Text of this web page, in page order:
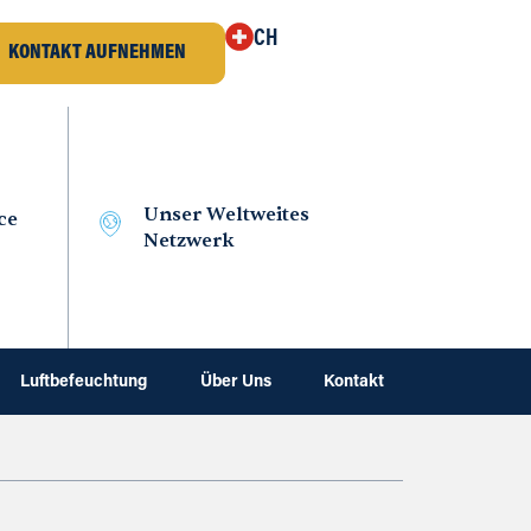
KONTAKT AUFNEHMEN
CH
Unser Weltweites
Netzwerk
Luftbefeuchtung Über Uns Kontakt